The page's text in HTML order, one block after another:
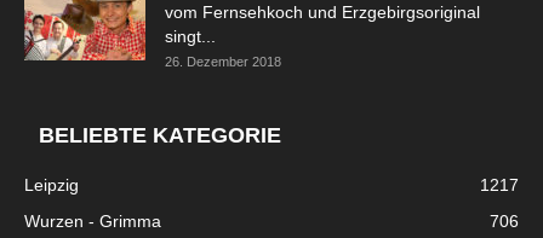
vom Fernsehkoch und Erzgebirgsoriginal
singt...
26. Dezember 2018
BELIEBTE KATEGORIE
Leipzig
1217
Wurzen - Grimma
706